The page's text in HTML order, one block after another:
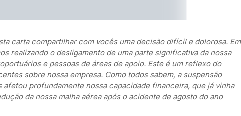
carta compartilhar com vocês uma decisão difícil e dolorosa. Em
realizando o desligamento de uma parte significativa da nossa
e pessoas de áreas de apoio. Este é um reflexo do
sobre nossa empresa. Como todos sabem, a suspensão
afetou profundamente nossa capacidade financeira, que já vinha
da nossa malha aérea após o acidente de agosto do ano